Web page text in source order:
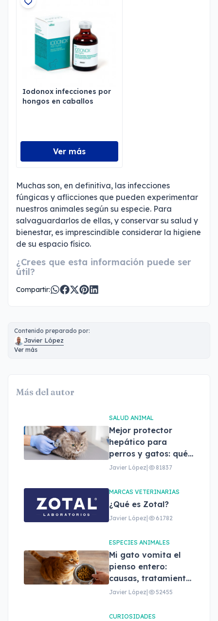
Iodonox infecciones por
hongos en caballos
Ver más
Muchas son, en definitiva, las infecciones
fúngicas y aflicciones que pueden experimentar
nuestros animales según su especie. Para
salvaguardarlos de ellas, y conservar su salud y
bienestar, es imprescindible considerar la higiene
de su espacio físico.
¿Crees que esta información puede ser
útil?
Compartir:
Contenido preparado por:
Javier López
Ver más
Más del autor
SALUD ANIMAL
Mejor protector
hepático para
perros y gatos: qué
son, beneficios y
adecuado
Javier López 81837
MARCAS VETERINARIAS
¿Qué es Zotal?
Javier López 61782
ESPECIES ANIMALES
Mi gato vomita el
pienso entero:
causas, tratamiento
y cuándo
Javier López 52455
CURIOSIDADES